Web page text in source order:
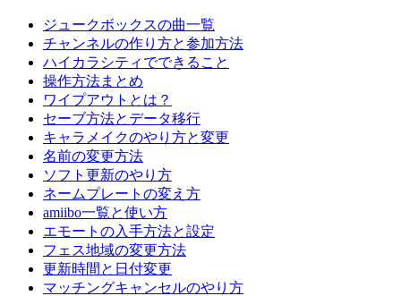
ジュークボックスの曲一覧
チャンネルの作り方と参加方法
ハイカラシティでできること
操作方法まとめ
ワイプアウトとは？
セーブ方法とデータ移行
キャラメイクのやり方と変更
名前の変更方法
ソフト更新のやり方
ネームプレートの変え方
amiibo一覧と使い方
エモートの入手方法と設定
フェス地域の変更方法
更新時間と日付変更
マッチングキャンセルのやり方